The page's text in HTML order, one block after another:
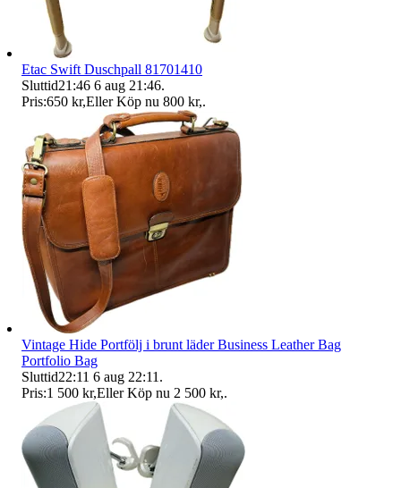
Etac Swift Duschpall 81701410
Sluttid21:46 6 aug 21:46.
Pris:650 kr,Eller Köp nu 800 kr,.
Vintage Hide Portfölj i brunt läder Business Leather Bag
Portfolio Bag
Sluttid22:11 6 aug 22:11 .
Pris:1 500 kr,Eller Köp nu 2 500 kr,.